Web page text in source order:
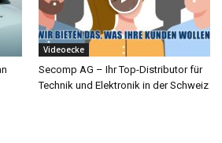
Videoecke
Secomp AG – Ihr Top-Distributor für
Technik und Elektronik in der Schweiz